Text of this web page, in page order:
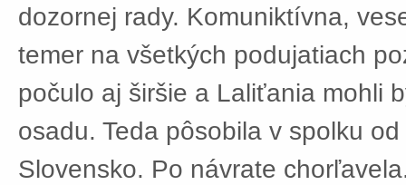
dozornej rady. Komuniktívna,
temer na všetkých podujatiach
počulo aj širšie a Laliťania mohli
osadu. Teda pôsobila v spolku
Slovensko. Po návrate